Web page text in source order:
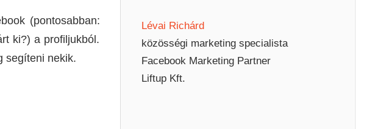
(pontosabban:
ki?) a profiljukból.
segíteni nekik.
Lévai Richárd
közösségi marketing specialista
Facebook Marketing Partner
Liftup Kft.